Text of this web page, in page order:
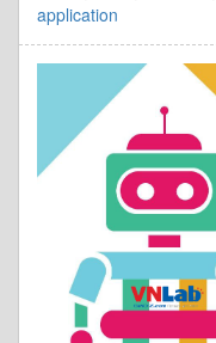
application